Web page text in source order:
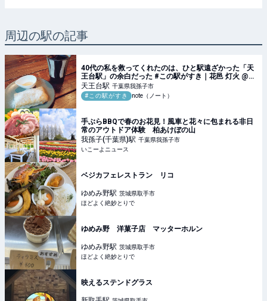
周辺の駅の記事
40代の私を救ってくれたのは、ひと駅遠ざかった「天
王台駅」の余白だった #この駅がすき｜花邑 灯火 @
リ・キュレーター
天王台駅 千葉県我孫子市
#この駅がすき
note（ノート）
手ぶらBBQで春のお花見！風車と花々に包まれる非日
常のアウトドア体験 柏あけぼの山
我孫子(千葉県)駅 千葉県我孫子市
いこーよニュース
ベジカフェレストラン リコ
ゆめみ野駅 茨城県取手市
ほどよく絶妙とりで
ゆめみ野 洋菓子店 マッターホルン
ゆめみ野駅 茨城県取手市
ほどよく絶妙とりで
映えるステンドグラス